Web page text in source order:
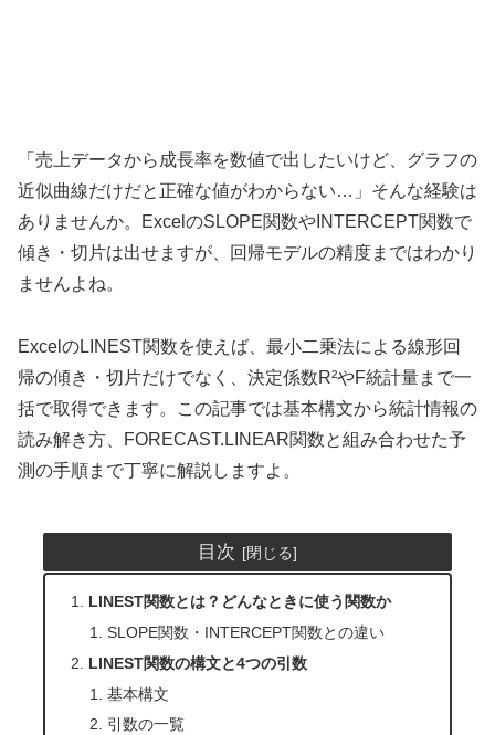
「売上データから成長率を数値で出したいけど、グラフの
近似曲線だけだと正確な値がわからない…」そんな経験は
ありませんか。ExcelのSLOPE関数やINTERCEPT関数で
傾き・切片は出せますが、回帰モデルの精度まではわかり
ませんよね。
ExcelのLINEST関数を使えば、最小二乗法による線形回
帰の傾き・切片だけでなく、決定係数R²やF統計量まで一
括で取得できます。この記事では基本構文から統計情報の
読み解き方、FORECAST.LINEAR関数と組み合わせた予
測の手順まで丁寧に解説しますよ。
目次
LINEST関数とは？どんなときに使う関数か
SLOPE関数・INTERCEPT関数との違い
LINEST関数の構文と4つの引数
基本構文
引数の一覧